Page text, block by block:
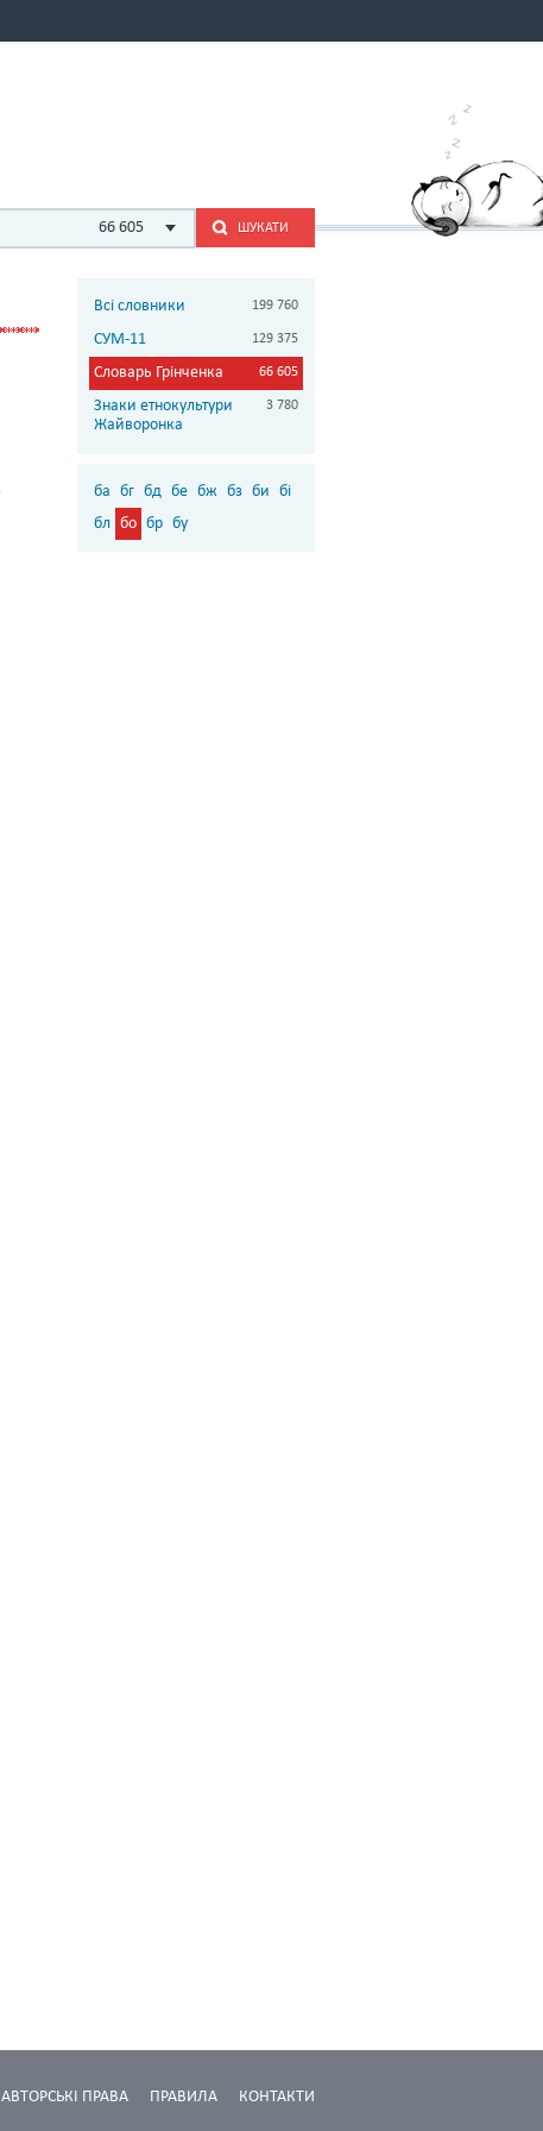
66 605 ШУКАТИ
Всі словники 199 760
СУМ-11 129 375
Словарь Грінченка 66 605
Знаки етнокультури
Жайворонка
3 780
ба бг бд бе бж бз би бі
бл бо бр бу
КОНТАКТИ
ПРАВИЛА
АВТОРСЬКІ ПРАВА